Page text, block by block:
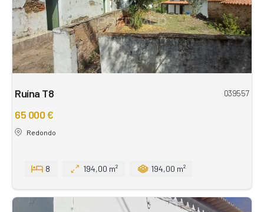
Ruína T8 039557
65 000 €
Redondo
8 194,00 m² 194,00 m²